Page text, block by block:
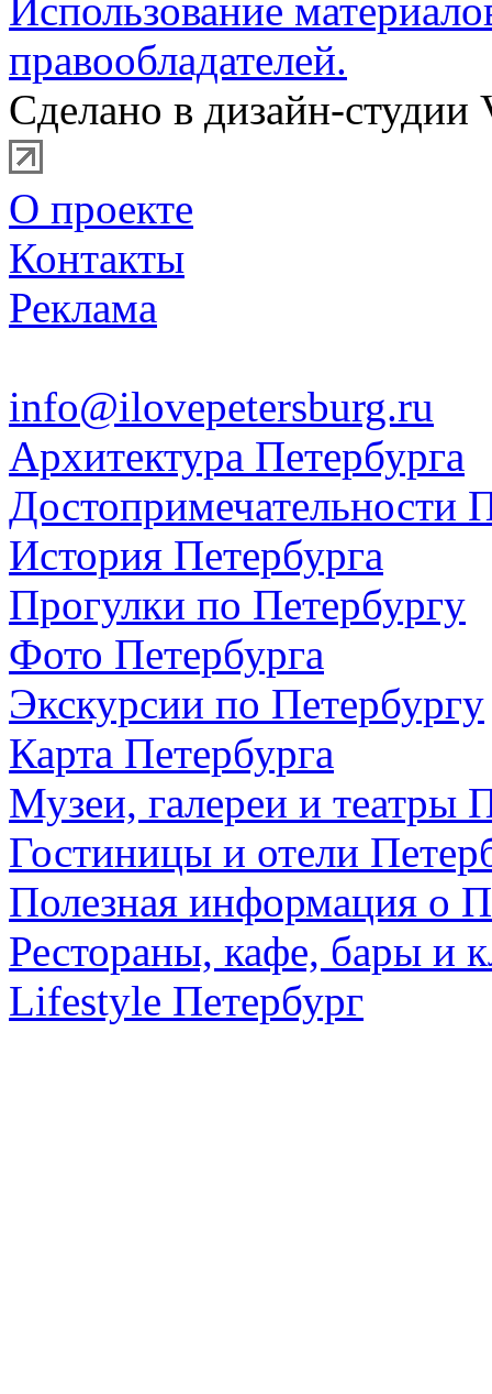
Использование
правообладателей.
Сделано в дизайн-студии
О проекте
Контакты
Реклама
info@ilovepetersburg.ru
Архитектура Петербурга
Достопримечательности
История Петербурга
Прогулки по Петербургу
Фото Петербурга
Экскурсии по Петербургу
Карта Петербурга
Музеи, галереи и театры
Гостиницы и отели
Полезная информация о
Рестораны, кафе, бары и
Lifestyle Петербург